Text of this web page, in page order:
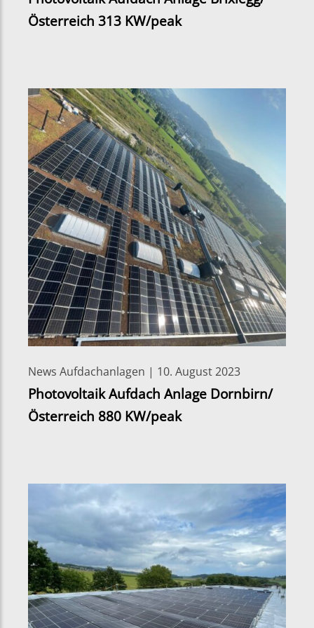
Österreich 313 KW/peak
News Aufdachanlagen | 10. August 2023
Photovoltaik Aufdach Anlage Dornbirn/
Österreich 880 KW/peak